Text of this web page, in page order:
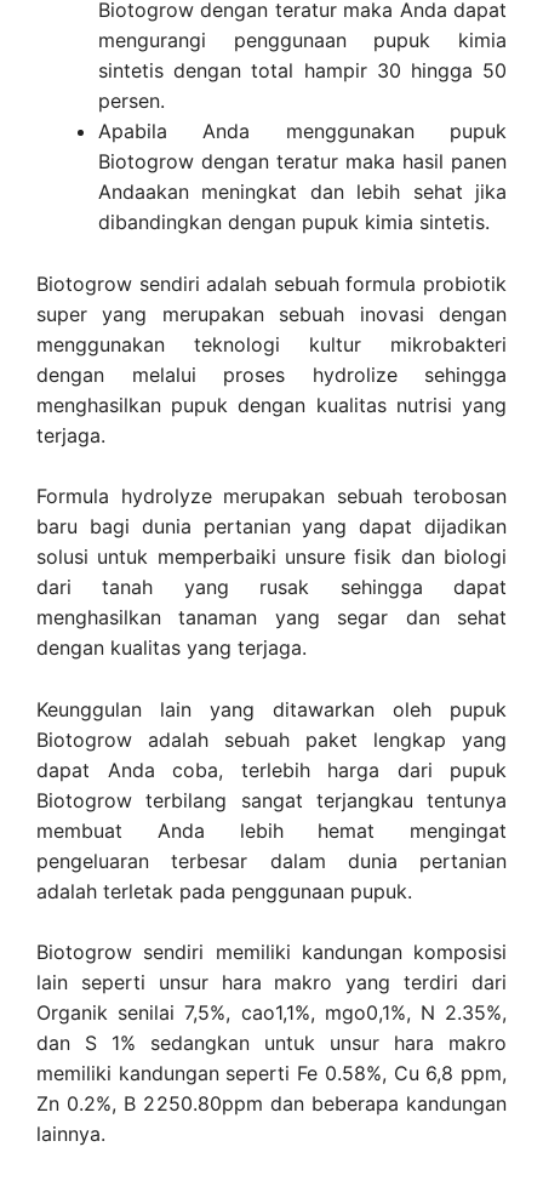
Biotogrow dengan teratur maka Anda dapat
mengurangi penggunaan pupuk kimia
sintetis dengan total hampir 30 hingga 50
persen.
Apabila Anda menggunakan pupuk
Biotogrow dengan teratur maka hasil panen
Andaakan meningkat dan lebih sehat jika
dibandingkan dengan pupuk kimia sintetis.
Biotogrow sendiri adalah sebuah formula probiotik
super yang merupakan sebuah inovasi dengan
menggunakan teknologi kultur mikrobakteri
dengan melalui proses hydrolize sehingga
menghasilkan pupuk dengan kualitas nutrisi yang
terjaga.
Formula hydrolyze merupakan sebuah terobosan
baru bagi dunia pertanian yang dapat dijadikan
solusi untuk memperbaiki unsure fisik dan biologi
dari tanah yang rusak sehingga dapat
menghasilkan tanaman yang segar dan sehat
dengan kualitas yang terjaga.
Keunggulan lain yang ditawarkan oleh pupuk
Biotogrow adalah sebuah paket lengkap yang
dapat Anda coba, terlebih harga dari pupuk
Biotogrow terbilang sangat terjangkau tentunya
membuat Anda lebih hemat mengingat
pengeluaran terbesar dalam dunia pertanian
adalah terletak pada penggunaan pupuk.
Biotogrow sendiri memiliki kandungan komposisi
lain seperti unsur hara makro yang terdiri dari
Organik senilai 7,5%, cao1,1%, mgo0,1%, N 2.35%,
dan S 1% sedangkan untuk unsur hara makro
memiliki kandungan seperti Fe 0.58%, Cu 6,8 ppm,
Zn 0.2%, B 2250.80ppm dan beberapa kandungan
lainnya.